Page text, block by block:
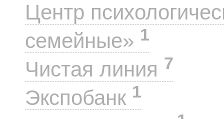
Центр
семейные» 1
Чистая линия 7
Экспобанк 1